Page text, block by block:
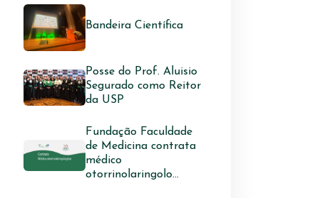
Bandeira Científica
Posse do Prof. Aluisio
Segurado como Reitor
da USP
Fundação Faculdade
de Medicina contrata
médico
otorrinolaringolo...